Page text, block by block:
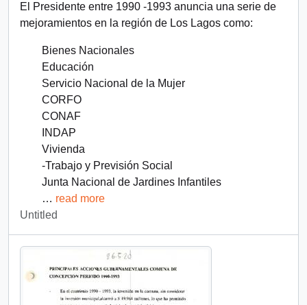
El Presidente entre 1990 -1993 anuncia una serie de
mejoramientos en la región de Los Lagos como:
Bienes Nacionales
Educación
Servicio Nacional de la Mujer
CORFO
CONAF
INDAP
Vivienda
-Trabajo y Previsión Social
Junta Nacional de Jardines Infantiles
… read more
Untitled